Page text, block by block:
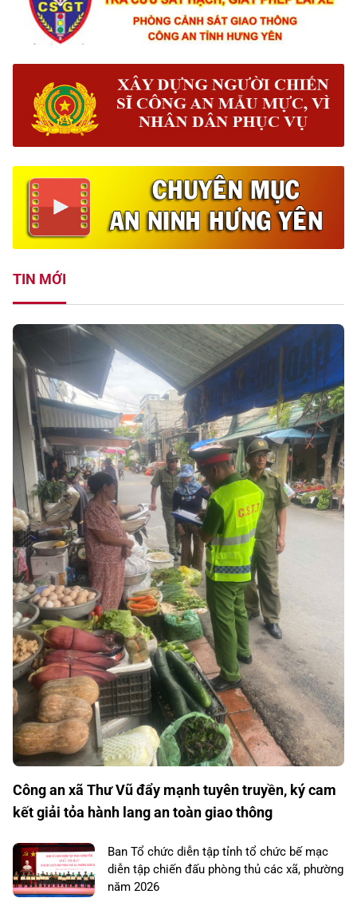
TIN MỚI
Công an xã Thư Vũ đẩy mạnh tuyên truyền, ký cam
kết giải tỏa hành lang an toàn giao thông
Ban Tổ chức diễn tập tỉnh tổ chức bế mạc
diễn tập chiến đấu phòng thủ các xã, phường
năm 2026